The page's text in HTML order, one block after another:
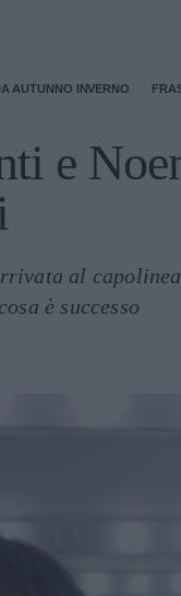
AUTUNNO INVERNO
e
al
è successo